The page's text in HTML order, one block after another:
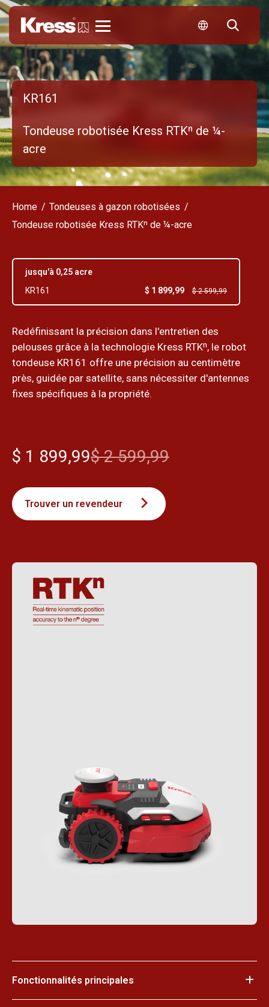
KR161
Tondeuse robotisée Kress RTKⁿ de ¼-
acre
Home
Tondeuses à gazon robotisées
Tondeuse robotisée Kress RTKⁿ de ¼-acre
jusqu'à 0,25 acre
KR161
$ 1 899,99 $ 2 599,99
Redéfinissant la précision dans l'entretien des
pelouses grâce à la technologie Kress RTKⁿ, le robot
tondeuse KR161 offre une précision au centimètre
près, guidée par satellite, sans nécessiter d'antennes
fixes spécifiques à la propriété.
$ 1 899,99$ 2 599,99
Trouver un revendeur
Fonctionnalités principales